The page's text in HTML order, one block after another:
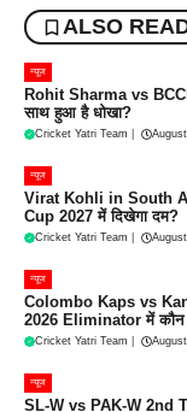
ALSO
न्यूज
Rohit Sharma vs
साथ हुआ है धोखा?
Cricket Yatri Team
न्यूज
Virat Kohli in South
Cup 2027 में दिखेगा दम?
Cricket Yatri Team
न्यूज
Colombo Kaps vs
2026 Eliminator में कौन
Cricket Yatri Team
न्यूज
SL-W vs PAK-W 2nd